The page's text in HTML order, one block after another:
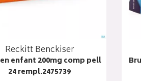
Reckitt Benckiser
enfant 200mg comp pell
24 rempl.2475739